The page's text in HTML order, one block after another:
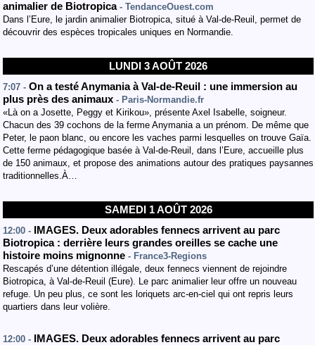
animalier de Biotropica - TendanceOuest.com
Dans l’Eure, le jardin animalier Biotropica, situé à Val-de-Reuil, permet de
découvrir des espèces tropicales uniques en Normandie.
LUNDI 3 AOÛT 2026
7:07 - On a testé Anymania à Val-de-Reuil : une immersion au
plus près des animaux - Paris-Normandie.fr
«Là on a Josette, Peggy et Kirikou», présente Axel Isabelle, soigneur.
Chacun des 39 cochons de la ferme Anymania a un prénom. De même que
Peter, le paon blanc, ou encore les vaches parmi lesquelles on trouve Gaïa.
Cette ferme pédagogique basée à Val-de-Reuil, dans l’Eure, accueille plus
de 150 animaux, et propose des animations autour des pratiques paysannes
traditionnelles.À…
SAMEDI 1 AOÛT 2026
12:00 -
IMAGES. Deux adorables fennecs arrivent au parc
Biotropica : derrière leurs grandes oreilles se cache une
histoire moins mignonne - France3-Regions
Rescapés d’une détention illégale, deux fennecs viennent de rejoindre
Biotropica, à Val-de-Reuil (Eure). Le parc animalier leur offre un nouveau
refuge. Un peu plus, ce sont les loriquets arc-en-ciel qui ont repris leurs
quartiers dans leur volière.
12:00 -
IMAGES. Deux adorables fennecs arrivent au parc